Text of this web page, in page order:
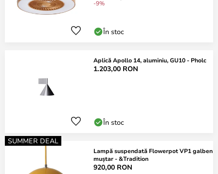
-9%
În stoc
Aplică Apollo 14, aluminiu, GU10 - Pholc
1.203,00 RON
În stoc
SUMMER DEAL
Lampă suspendată Flowerpot VP1 galben
muștar - &Tradition
920,00 RON